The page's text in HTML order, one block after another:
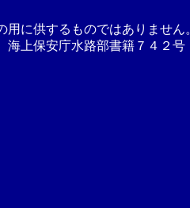
用に供するものではありませ
海上保安庁水路部書籍７４２